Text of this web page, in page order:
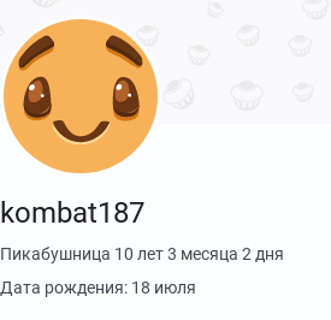
kombat187
Пикабушница 10 лет 3 месяца 2 дня
Дата рождения: 18 июля